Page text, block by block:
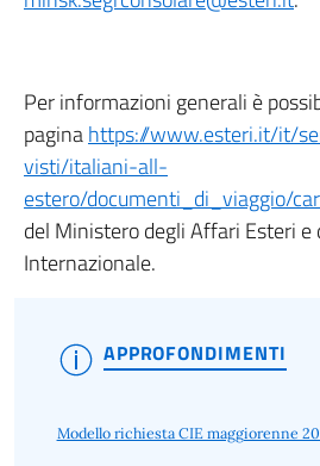
Per informazioni generali è
paginahttps://www.esteri.it/it/
visti/italiani-all-
estero/documenti_di_viaggio/
del Ministero degli Affari Esteri e
Internazionale.
APPROFONDIMENTI
Modello richiesta CIE maggiorenne